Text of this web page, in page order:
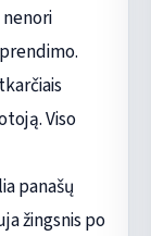
Viso
panašų
žingsnis po